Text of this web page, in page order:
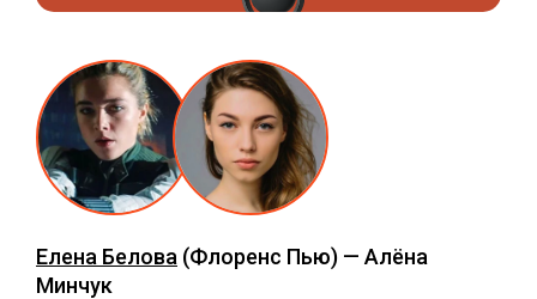
Елена Белова (Флоренс Пью) — Алёна
Минчук